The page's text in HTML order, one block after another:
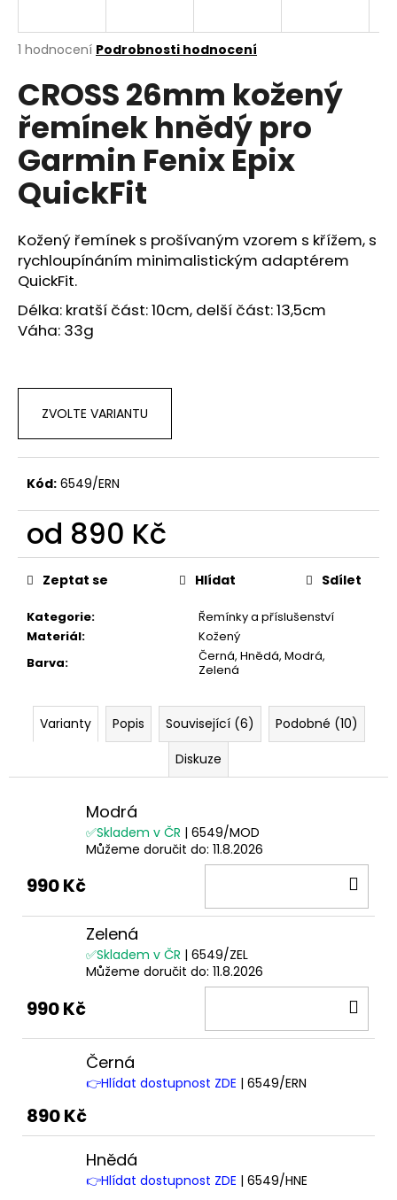
Průměrné
produktu
je
5,0
5
hvězdiček.
1 hodnocení Podrobnosti hodnocení
CROSS 26mm kožený
řemínek hnědý pro
Garmin Fenix Epix
QuickFit
Kožený řemínek s prošívaným vzorem s křížem, s
rychloupínáním minimalistickým adaptérem
QuickFit.
Délka: kratší část: 10cm, delší část: 13,5cm
Váha: 33g
ZVOLTE VARIANTU
Kód: 6549/ERN
od 890 Kč
Měrná
cena:
Kategorie:
Řemínky a příslušenství
Materiál:
Kožený
Barva:
Černá, Hnědá, Modrá,
Zelená
Zeptat se Hlídat Sdílet
Varianty Popis Související (6)
Podobné (10)
Diskuze
Modrá
✅Skladem v ČR | 6549/MOD
Můžeme doručit do: 11.8.2026
990 Kč
Zelená
✅Skladem v ČR | 6549/ZEL
Můžeme doručit do: 11.8.2026
990 Kč
Černá
👉Hlídat dostupnost ZDE | 6549/ERN
890 Kč
Hnědá
👉Hlídat dostupnost ZDE | 6549/HNE
j
t
?
D
o
p
o
j
e
m